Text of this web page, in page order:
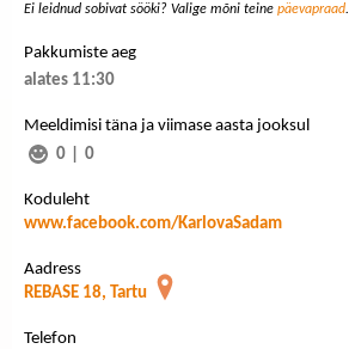
Ei leidnud sobivat sööki? Valige mõni teine päevapraad.
Pakkumiste aeg
alates 11:30
Meeldimisi täna ja viimase aasta jooksul
0
0
Koduleht
www.facebook.com/KarlovaSadam
Aadress
REBASE 18, Tartu
Telefon